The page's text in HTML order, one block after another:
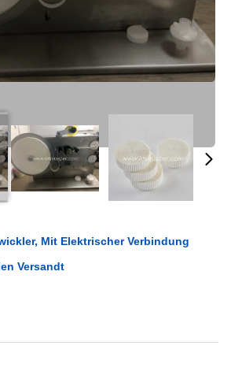
Mit Elektrischer Verbindung
Versandt